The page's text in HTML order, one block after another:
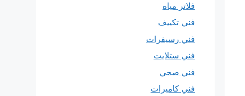
فلاتر مياه
فني تكييف
فني رسيفرات
فني ستلايت
فني صحي
فني كاميرات